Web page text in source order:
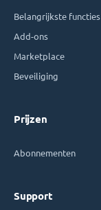
Belangrijkste functies
Add-ons
Marketplace
Beveiliging
Prijzen
Abonnementen
Support